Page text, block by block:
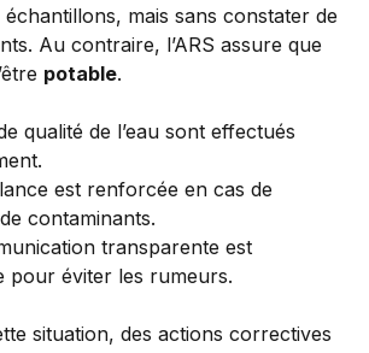
mais sans constater de
Au contraire, l’ARS assure que
potable.
qualité de l’eau sont effectués
est renforcée en cas de
contaminants.
transparente est
pour éviter les rumeurs.
situation, des actions correctives